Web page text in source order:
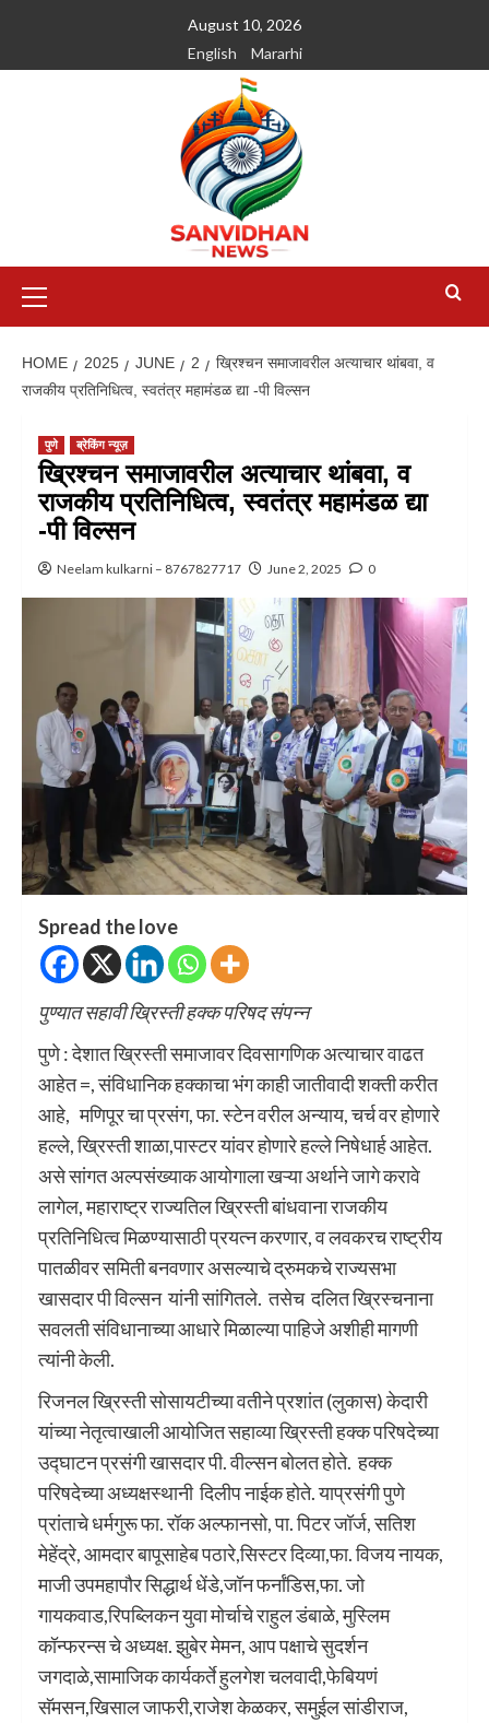
August 10, 2026
English
Mararhi
HOME 2025 JUNE 2
ख्रिश्चन समाजावरील अत्याचार थांबवा, व
राजकीय प्रतिनिधित्व, स्वतंत्र महामंडळ द्या -पी विल्सन
पुणे ब्रेकिंग न्यूज़
ख्रिश्चन समाजावरील अत्याचार थांबवा, व
राजकीय प्रतिनिधित्व, स्वतंत्र महामंडळ द्या
-पी विल्सन
Neelam kulkarni – 8767827717 June 2, 2025 0
Spread the love
पुण्यात सहावी ख्रिस्ती हक्क परिषद संपन्न
पुणे : देशात ख्रिस्ती समाजावर दिवसागणिक अत्याचार वाढत
आहेत =, संविधानिक हक्काचा भंग काही जातीवादी शक्ती करीत
आहे, मणिपूर चा प्रसंग, फा. स्टेन वरील अन्याय, चर्च वर होणारे
हल्ले, ख्रिस्ती शाळा,पास्टर यांवर होणारे हल्ले निषेधार्ह आहेत.
असे सांगत अल्पसंख्याक आयोगाला खऱ्या अर्थाने जागे करावे
लागेल, महाराष्ट्र राज्यतिल ख्रिस्ती बांधवाना राजकीय
प्रतिनिधित्व मिळण्यासाठी प्रयत्न करणार, व लवकरच राष्ट्रीय
पातळीवर समिती बनवणार असल्याचे द्रुमकचे राज्यसभा
खासदार पी विल्सन यांनी सांगितले. तसेच दलित ख्रिस्चनाना
सवलती संविधानाच्या आधारे मिळाल्या पाहिजे अशीही मागणी
त्यांनी केली.
रिजनल ख्रिस्ती सोसायटीच्या वतीने प्रशांत (लुकास) केदारी
यांच्या नेतृत्वाखाली आयोजित सहाव्या ख्रिस्ती हक्क परिषदेच्या
उद्घाटन प्रसंगी खासदार पी. वील्सन बोलत होते. हक्क
परिषदेच्या अध्यक्षस्थानी दिलीप नाईक होते. याप्रसंगी पुणे
प्रांताचे धर्मगुरू फा. रॉक अल्फानसो, पा. पिटर जॉर्ज, सतिश
मेहेंद्रे, आमदार बापूसाहेब पठारे,सिस्टर दिव्या,फा. विजय नायक,
माजी उपमहापौर सिद्धार्थ धेंडे,जॉन फर्नांडिस,फा. जो
गायकवाड,रिपब्लिकन युवा मोर्चाचे राहुल डंबाळे, मुस्लिम
कॉन्फरन्स चे अध्यक्ष. झुबेर मेमन, आप पक्षाचे सुदर्शन
जगदाळे,सामाजिक कार्यकर्ते हुलगेश चलवादी,फेबियणं
सॅमसन,खिसाल जाफरी,राजेश केळकर, समुईल सांडीराज,